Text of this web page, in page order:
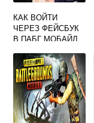
КАК ВОЙТИ
ЧЕРЕЗ ФЕЙСБУК
В ПАБГ МОБАЙЛ